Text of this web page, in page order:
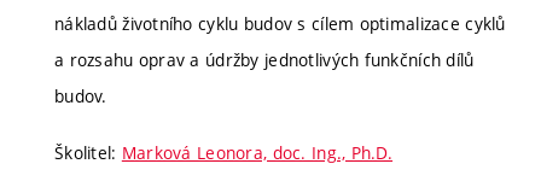
nákladů životního cyklu budov s cílem optimalizace cyklů
a rozsahu oprav a údržby jednotlivých funkčních dílů
budov.
Školitel: Marková Leonora, doc. Ing., Ph.D.